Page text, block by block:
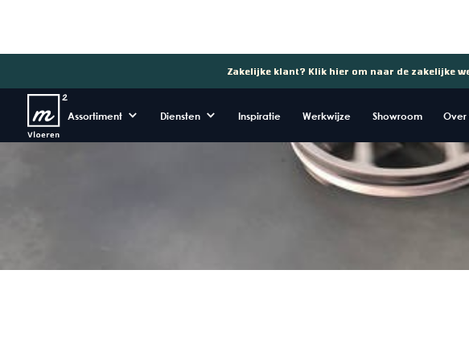
Zakelijke klant? Klik hier om naar de zakelijke
Assortiment Diensten Inspiratie Werkwijze Showroom Over